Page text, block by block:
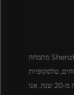
חברת Shenzhen Beyond Electronics מתמחה
טלסקופיות
ומצלמות תת-ימיות. עם ניסיון של למעלה מ-20 שנה, אנו